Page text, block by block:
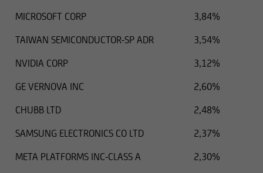
MICROSOFT CORP
3,84%
TAIWAN SEMICONDUCTOR-SP ADR
3,54%
NVIDIA CORP
3,12%
GE VERNOVA INC
2,60%
CHUBB LTD
2,48%
SAMSUNG ELECTRONICS CO LTD
2,37%
META PLATFORMS INC-CLASS A
2,30%